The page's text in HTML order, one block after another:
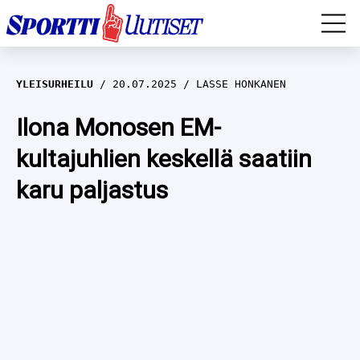
EM-YLEISURHEILU
JÄÄKIEKKO
YLEISURHEILU
WILMA HELTELÄ
TALVILAJIT
YLEISURHEILU 20.07.2025 LASSE HONKANEN
Ilona Monosen EM-
kultajuhlien keskellä saatiin
karu paljastus